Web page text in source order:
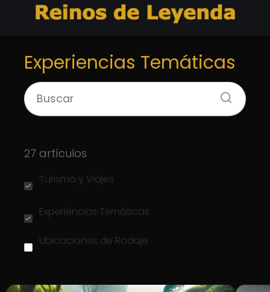
Experiencias Temáticas
27 artículos
Turismo y Viajes
Experiencias Temáticas
Ubicaciones de Rodaje